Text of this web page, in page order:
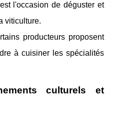
l'occasion de déguster et
viticulture.
producteurs proposent
à cuisiner les spécialités
culturels et